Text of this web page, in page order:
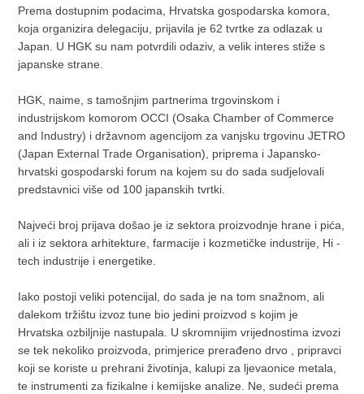
Prema dostupnim podacima, Hrvatska gospodarska komora,
koja organizira delegaciju, prijavila je 62 tvrtke za odlazak u
Japan. U HGK su nam potvrdili odaziv, a velik interes stiže s
japanske strane.
HGK, naime, s tamošnjim partnerima trgovinskom i
industrijskom komorom OCCI (Osaka Chamber of Commerce
and Industry) i državnom agencijom za vanjsku trgovinu JETRO
(Japan External Trade Organisation), priprema i Japansko-
hrvatski gospodarski forum na kojem su do sada sudjelovali
predstavnici više od 100 japanskih tvrtki.
Najveći broj prijava došao je iz sektora proizvodnje hrane i pića,
ali i iz sektora arhitekture, farmacije i kozmetičke industrije, Hi -
tech industrije i energetike.
Iako postoji veliki potencijal, do sada je na tom snažnom, ali
dalekom tržištu izvoz tune bio jedini proizvod s kojim je
Hrvatska ozbiljnije nastupala. U skromnijim vrijednostima izvozi
se tek nekoliko proizvoda, primjerice prerađeno drvo , pripravci
koji se koriste u prehrani životinja, kalupi za ljevaonice metala,
te instrumenti za fizikalne i kemijske analize. Ne, sudeći prema